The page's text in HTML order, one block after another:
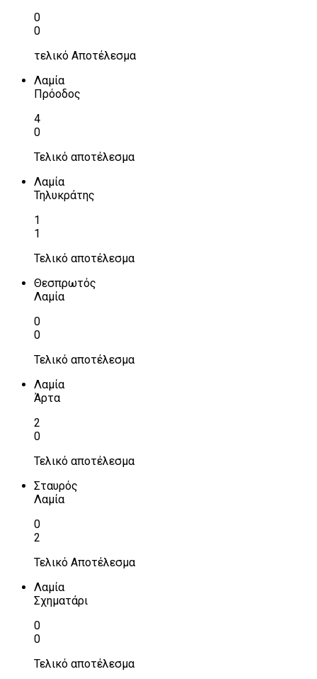
0
0
τελικό Αποτέλεσμα
Λαμία
Πρόοδος
4
0
Τελικό αποτέλεσμα
Λαμία
Τηλυκράτης
1
1
Τελικό αποτέλεσμα
Θεσπρωτός
Λαμία
0
0
Τελικό αποτέλεσμα
Λαμία
Άρτα
2
0
Τελικό αποτέλεσμα
Σταυρός
Λαμία
0
2
Τελικό Αποτέλεσμα
Λαμία
Σχηματάρι
0
0
Τελικό αποτέλεσμα